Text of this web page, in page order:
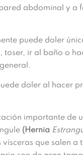
abdominal y a
puede doler
toser, ir al baño o
doler al hacer
importante de
(Hernia
vísceras que salen a